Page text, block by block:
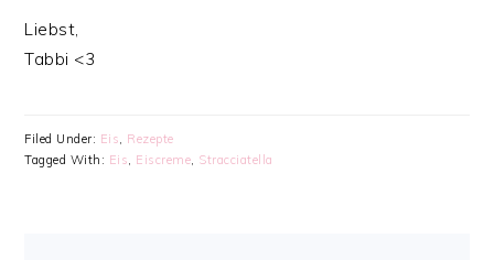
Liebst,
Tabbi <3
Filed Under: Eis, Rezepte
Tagged With: Eis, Eiscreme, Stracciatella